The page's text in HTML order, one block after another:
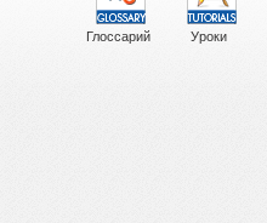
Глоссарий Уроки